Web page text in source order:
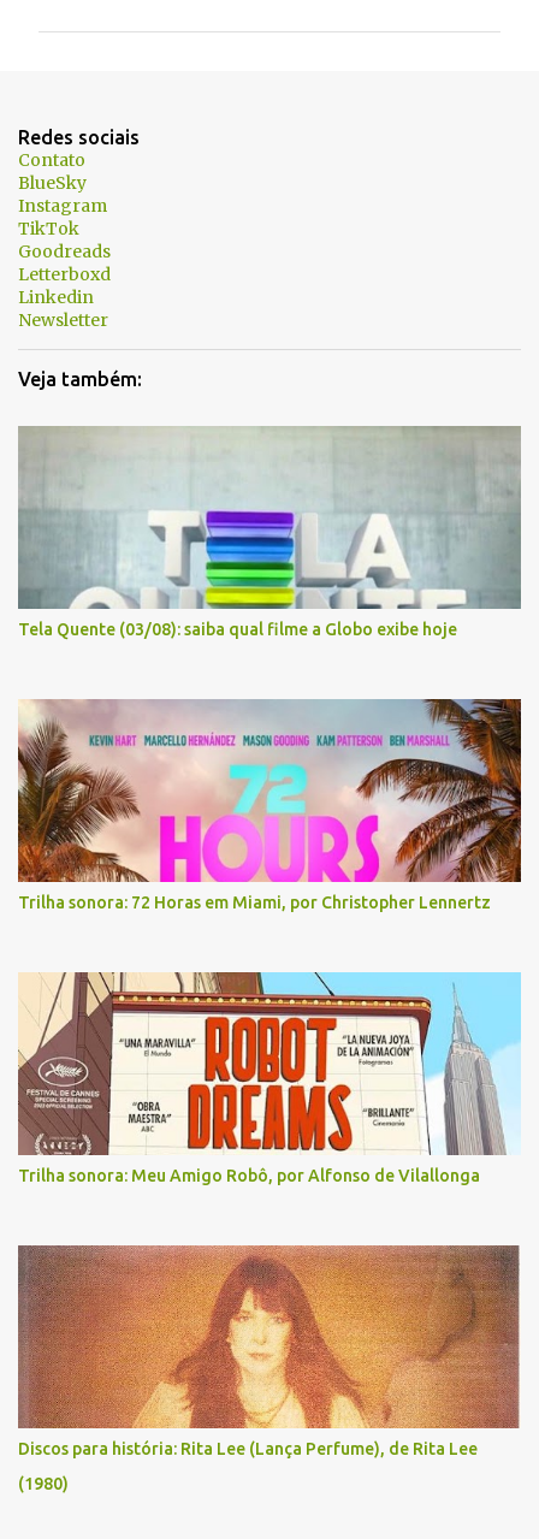
á
r
i
o
s
Redes sociais
Contato
BlueSky
Instagram
TikTok
Goodreads
Letterboxd
Linkedin
Newsletter
Veja também:
Tela Quente (03/08): saiba qual filme a Globo exibe hoje
Trilha sonora: 72 Horas em Miami, por Christopher Lennertz
Trilha sonora: Meu Amigo Robô, por Alfonso de Vilallonga
Discos para história: Rita Lee (Lança Perfume), de Rita Lee
(1980)